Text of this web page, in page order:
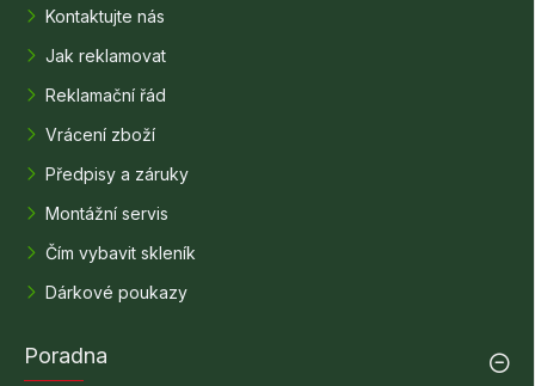
Kontaktujte nás
Jak reklamovat
Reklamační řád
Vrácení zboží
Předpisy a záruky
Montážní servis
Čím vybavit skleník
Dárkové poukazy
Poradna